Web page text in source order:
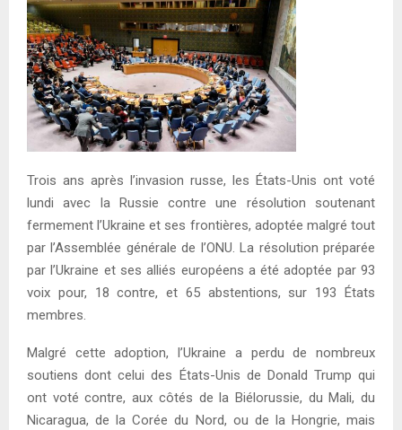
Trois ans après l’invasion russe, les États-Unis ont voté
lundi avec la Russie contre une résolution soutenant
fermement l’Ukraine et ses frontières, adoptée malgré tout
par l’Assemblée générale de l’ONU. La résolution préparée
par l’Ukraine et ses alliés européens a été adoptée par 93
voix pour, 18 contre, et 65 abstentions, sur 193 États
membres.
Malgré cette adoption, l’Ukraine a perdu de nombreux
soutiens dont celui des États-Unis de Donald Trump qui
ont voté contre, aux côtés de la Biélorussie, du Mali, du
Nicaragua, de la Corée du Nord, ou de la Hongrie, mais